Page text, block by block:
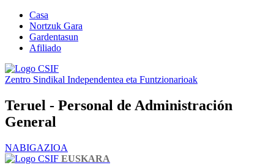
Casa
Nortzuk Gara
Gardentasun
Afiliado
Zentro Sindikal Independentea eta Funtzionarioak
Teruel - Personal de Administración
General
NABIGAZIOA
EUSKARA